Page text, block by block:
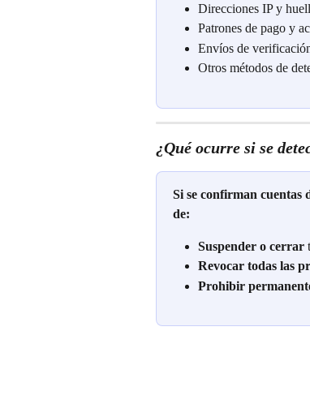
Direcciones IP y
Patrones de pago y
Envíos de
Otros métodos de
¿Qué ocurre si se
Si se confirman cuentas
de:
Suspender o cerrar
Revocar todas las
Prohibir